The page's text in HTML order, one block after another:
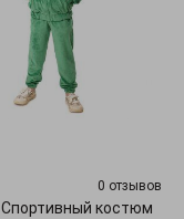
0 отзывов
Спортивный костюм